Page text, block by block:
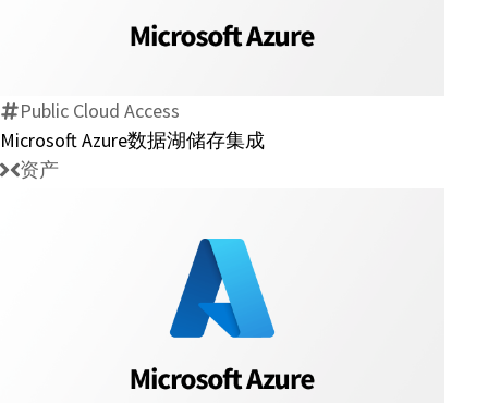
数
储
Public Cloud Access
Microsoft Azure数据湖储存集成
资产
Microsoft
Blob（对